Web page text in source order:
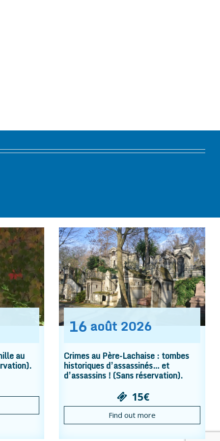
au
16 août 2026
Crimes au Père-Lachaise : tombes
historiques d’assassinés… et
d’assassins ! (Sans réservation).
15€
Find out more